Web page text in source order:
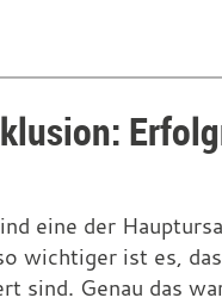
eine der
wichtiger ist es,
sind. Genau das